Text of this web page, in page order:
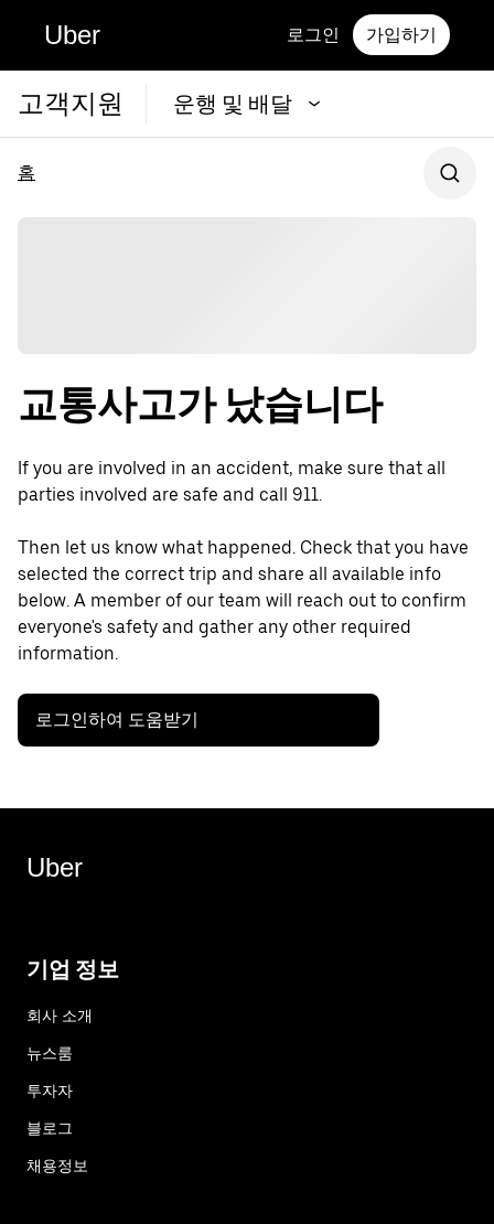
Uber 로그인 가입하기
고객지원 운행 및 배달
홈
교통사고가 났습니다
If you are involved in an accident, make sure that all
parties involved are safe and call 911.
Then let us know what happened. Check that you have
selected the correct trip and share all available info
below. A member of our team will reach out to confirm
everyone's safety and gather any other required
information.
로그인하여 도움받기
Uber
기업 정보
회사 소개
뉴스룸
투자자
블로그
채용정보